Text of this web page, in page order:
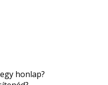
honlap?